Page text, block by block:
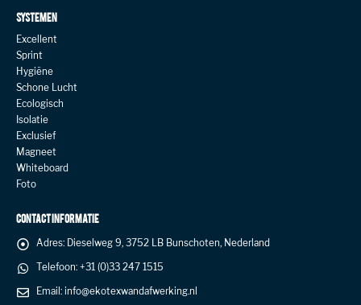
SYSTEMEN
Excellent
Sprint
Hygiëne
Schone Lucht
Ecologisch
Isolatie
Exclusief
Magneet
Whiteboard
Foto
CONTACT INFORMATIE
Adres: Dieselweg 9, 3752 LB Bunschoten, Nederland
Telefoon: +31 (0)33 247 1515
Email: info@ekotexwandafwerking.nl